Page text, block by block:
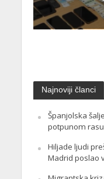
Najnoviji članci
Španjolska
potpunom
Hiljade ljudi
Madrid poslao